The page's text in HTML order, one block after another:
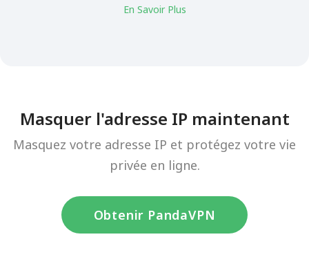
En Savoir Plus
Masquer l'adresse IP maintenant
Masquez votre adresse IP et protégez votre vie
privée en ligne.
Obtenir PandaVPN